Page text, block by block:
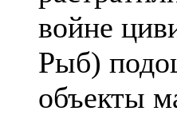
войне
Рыб)
объекты